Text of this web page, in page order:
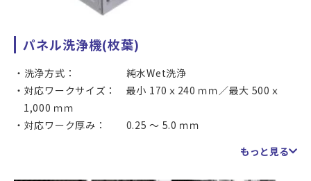
パネル洗浄機(枚葉)
洗浄方式： 純水Wet洗浄
対応ワークサイズ： 最小 170ｘ240 ｍｍ／最大 500ｘ
1,000 ｍｍ
対応ワーク厚み： 0.25 ～ 5.0 ｍｍ
もっと見る